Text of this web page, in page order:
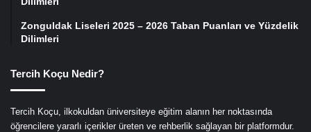
Zonguldak Liseleri 2025 – 2026 Taban Puanları ve Yüzdelik
Dilimleri
Tercih Koçu Nedir?
Tercih Koçu, ilkokuldan üniversiteye eğitim alanın her noktasında
öğrencilere yararlı içerikler üreten ve rehberlik sağlayan bir platformdur.